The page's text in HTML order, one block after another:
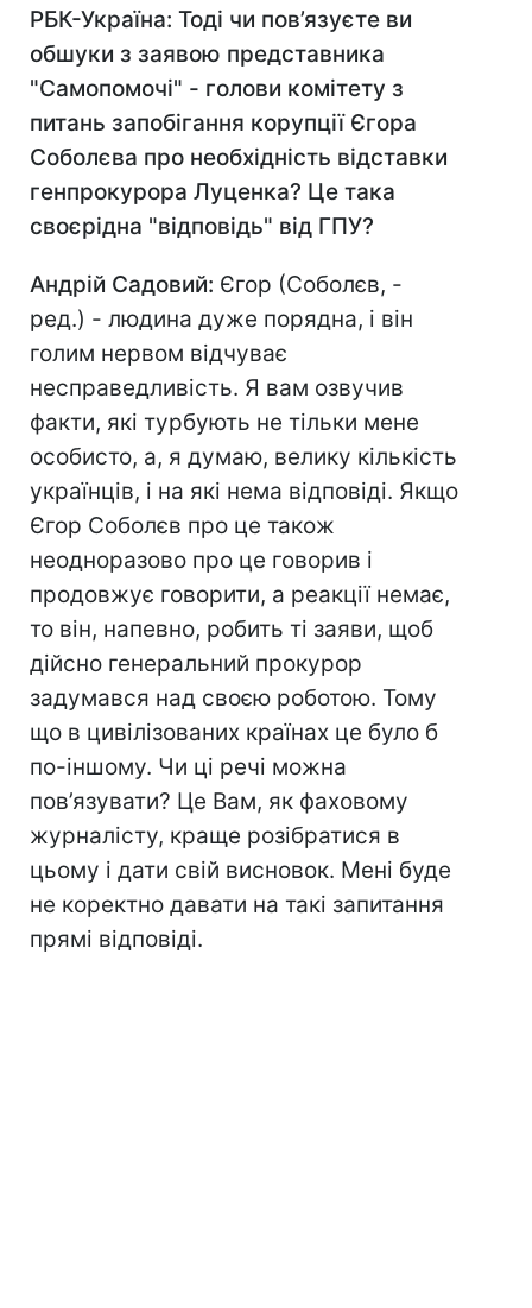
РБК-Україна: Тоді чи пов’язуєте ви
обшуки з заявою представника
"Самопомочі" - голови комітету з
питань запобігання корупції Єгора
Соболєва про необхідність відставки
генпрокурора Луценка? Це така
своєрідна "відповідь" від ГПУ?
Андрій Садовий: Єгор (Соболєв, -
ред.) - людина дуже порядна, і він
голим нервом відчуває
несправедливість. Я вам озвучив
факти, які турбують не тільки мене
особисто, а, я думаю, велику кількість
українців, і на які нема відповіді. Якщо
Єгор Соболєв про це також
неодноразово про це говорив і
продовжує говорити, а реакції немає,
то він, напевно, робить ті заяви, щоб
дійсно генеральний прокурор
задумався над своєю роботою. Тому
що в цивілізованих країнах це було б
по-іншому. Чи ці речі можна
пов’язувати? Це Вам, як фаховому
журналісту, краще розібратися в
цьому і дати свій висновок. Мені буде
не коректно давати на такі запитання
прямі відповіді.